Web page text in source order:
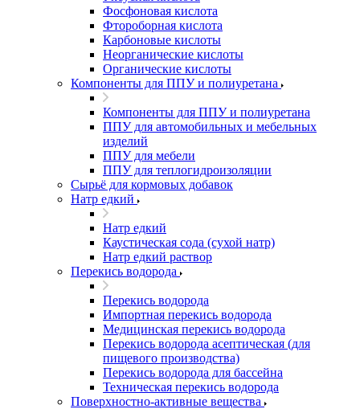
Фосфоновая кислота
Фтороборная кислота
Карбоновые кислоты
Неорганические кислоты
Органические кислоты
Компоненты для ППУ и полиуретана
Компоненты для ППУ и полиуретана
ППУ для автомобильных и мебельных
изделий
ППУ для мебели
ППУ для теплогидроизоляции
Сырьё для кормовых добавок
Натр едкий
Натр едкий
Каустическая сода (сухой натр)
Натр едкий раствор
Перекись водорода
Перекись водорода
Импортная перекись водорода
Медицинская перекись водорода
Перекись водорода асептическая (для
пищевого производства)
Перекись водорода для бассейна
Техническая перекись водорода
Поверхностно-активные вещества